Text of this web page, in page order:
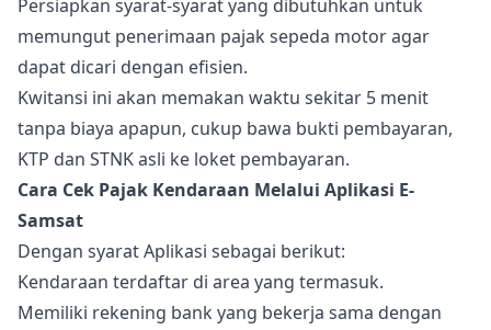
Persiapkan syarat-syarat yang dibutuhkan untuk
memungut penerimaan pajak sepeda motor agar
dapat dicari dengan efisien.
Kwitansi ini akan memakan waktu sekitar 5 menit
tanpa biaya apapun, cukup bawa bukti pembayaran,
KTP dan STNK asli ke loket pembayaran.
Cara Cek Pajak Kendaraan Melalui Aplikasi E-
Samsat
Dengan syarat Aplikasi sebagai berikut:
Kendaraan terdaftar di area yang termasuk.
Memiliki rekening bank yang bekerja sama dengan